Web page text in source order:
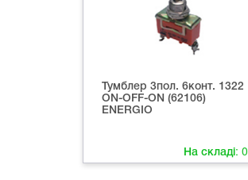
Тумблер 3пол. 6конт. 1322
ON-OFF-ON (62106)
ENERGIO
На складі: 0